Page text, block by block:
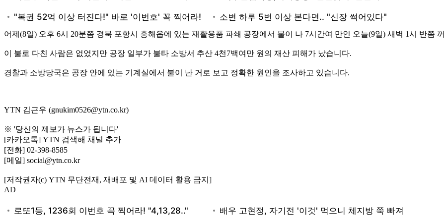
어제(8일) 오후 6시 20분쯤 경북 포항시 흥해읍에 있는 재활용품 파쇄 공장에서 불이 나 7시간여 만인 오늘(9일) 새벽 1시 반쯤
이 불로 다친 사람은 없었지만 공장 일부가 불타 소방서 추산 4천7백여만 원의 재산 피해가 났습니다.
경찰과 소방당국은 공장 안에 있는 기계실에서 불이 난 거로 보고 정확한 원인을 조사하고 있습니다.
YTN 김근우 (gnukim0526@ytn.co.kr)
※ '당신의 제보가 뉴스가 됩니다'
[카카오톡] YTN 검색해 채널 추가
[전화] 02-398-8585
[메일] social@ytn.co.kr
[저작권자(c) YTN 무단전재, 재배포 및 AI 데이터 활용 금지]
AD